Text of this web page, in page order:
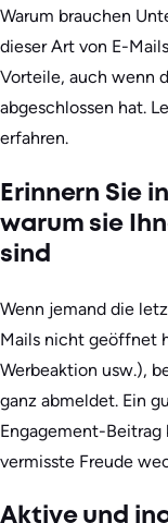
Warum brauchen
dieser Art von E-
Vorteile, auch wenn
abgeschlossen hat.
erfahren.
Erinnern Sie
warum sie
sind
Wenn jemand die
Mails nicht geöffnet
Werbeaktion usw.),
ganz abmeldet. Ein
Engagement-Beitrag
vermisste Freude
Aktive und